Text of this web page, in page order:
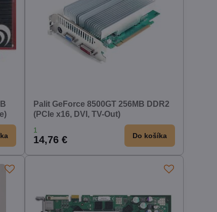
Palit GeForce 8500GT 256MB DDR2
(PCIe x16, DVI, TV-Out)
1
14,76 € Do košíka